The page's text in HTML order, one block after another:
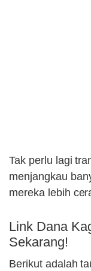
Tak perlu lagi
menjangkau
mereka lebih
Link Dana
Sekarang!
Berikut adalah